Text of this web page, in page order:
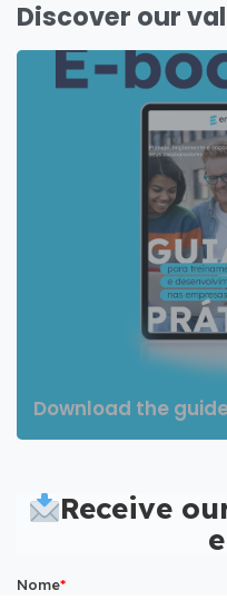
Discover our
Download the
Receive
Nome*